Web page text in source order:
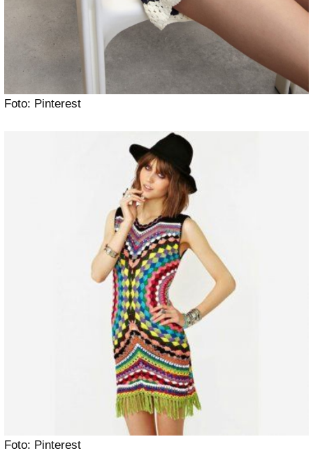
Foto: Pinterest
Foto: Pinterest